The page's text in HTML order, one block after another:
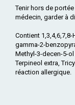
Tenir hors de
médecin, garder à
Contient
gamma-2-
Methyl-3-decen-5-
Terpineol extra,
réaction allergique.